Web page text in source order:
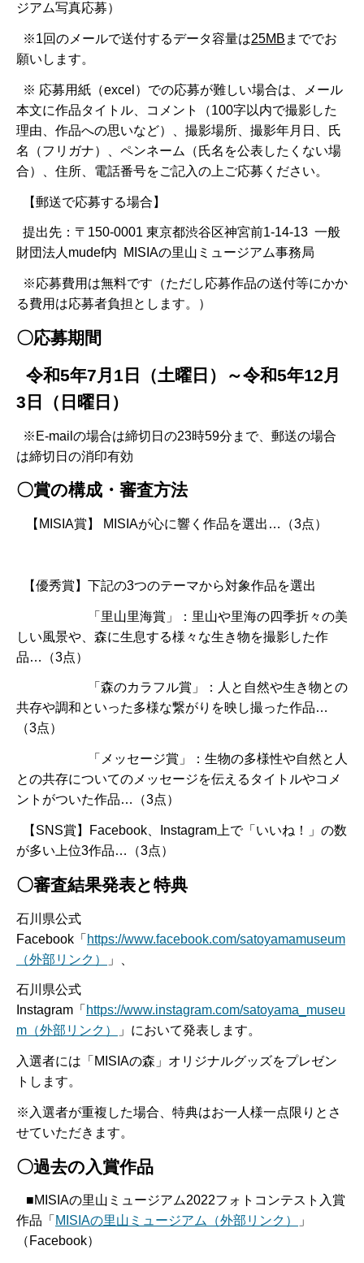
ジアム写真応募）
※1回のメールで送付するデータ容量は25MB まででお
願いします。
※ 応募用紙（excel）での応募が難しい場合は、メール
本文に作品タイトル、コメント（100字以内で撮影した
理由、作品への思いなど）、撮影場所、撮影年月日、氏
名（フリガナ）、ペンネーム（氏名を公表したくない場
合）、住所、電話番号をご記入の上ご応募ください。
【郵送で応募する場合】
提出先：〒150-0001 東京都渋谷区神宮前1-14-13 一般
財団法人mudef内 MISIAの里山ミュージアム事務局
※応募費用は無料です（ただし応募作品の送付等にかか
る費用は応募者負担とします。）
〇応募期間
令和5年7月1日（土曜日）～令和5年12月
3日（日曜日）
※E-mailの場合は締切日の23時59分まで、郵送の場合
は締切日の消印有効
〇賞の構成・審査方法
【MISIA賞】 MISIAが心に響く作品を選出…（3点）
【優秀賞】下記の3つのテーマから対象作品を選出
「里山里海賞」：里山や里海の四季折々の美
しい風景や、森に生息する様々な生き物を撮影した作
品…（3点）
「森のカラフル賞」：人と自然や生き物との
共存や調和といった多様な繋がりを映し撮った作品…
（3点）
「メッセージ賞」：生物の多様性や自然と人
との共存についてのメッセージを伝えるタイトルやコメ
ントがついた作品…（3点）
【SNS賞】Facebook、Instagram上で「いいね！」の数
が多い上位3作品…（3点）
〇審査結果発表と特典
石川県公式
Facebook「 https://www.facebook.com/satoyamamuseum
（外部リンク）
」、
石川県公式
Instagram「 https://www.instagram.com/satoyama_museu
m（外部リンク）
」において発表します。
入選者には「MISIAの森」オリジナルグッズをプレゼン
トします。
※入選者が重複した場合、特典はお一人様一点限りとさ
せていただきます。
〇過去の入賞作品
■MISIAの里山ミュージアム2022フォトコンテスト入賞
作品「 MISIAの里山ミュージアム（外部リンク）
」
（Facebook）